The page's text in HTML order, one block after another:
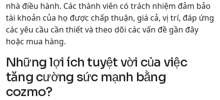
nhà điều hành. Các thành viên có trách nhiệm đảm bảo
tài khoản của họ được chấp thuận, giá cả, vị trí, đáp ứng
các yêu cầu cần thiết và theo dõi các vấn đề gần đây
hoặc mua hàng.
Những lợi ích tuyệt vời của việc
tăng cường sức mạnh bằng
cozmo?